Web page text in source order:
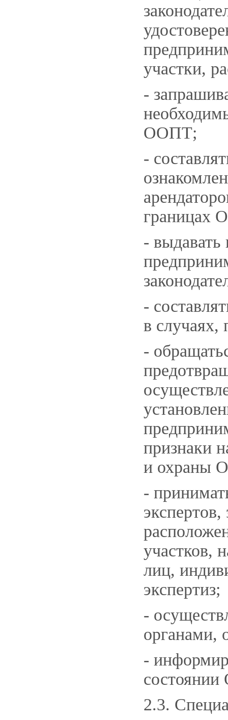
участки,
-
ООПТ;
-
границах
-
-
в случаях,
-
признаки
и охраны
-
участков,
лиц,
экспертиз;
-
органами,
-
2.3.